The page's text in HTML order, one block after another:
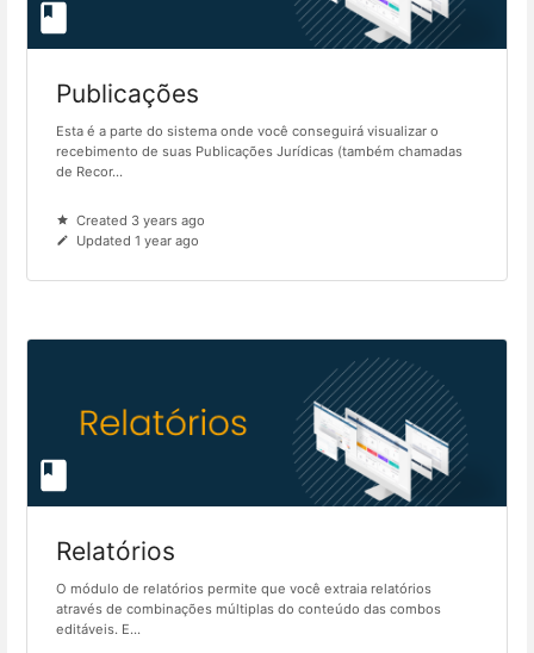
Publicações
Esta é a parte do sistema onde você conseguirá visualizar o
recebimento de suas Publicações Jurídicas (também chamadas
de Recor...
Created 3 years ago
Updated 1 year ago
Relatórios
O módulo de relatórios permite que você extraia relatórios
através de combinações múltiplas do conteúdo das combos
editáveis. E...